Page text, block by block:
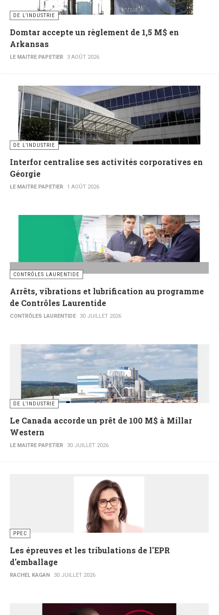
DE L’INDUSTRIE
Domtar accepte un règlement de 1,5 M$ en
Arkansas
LE MAITRE PAPETIER 3 AOÛT 2026
DE L’INDUSTRIE
Interfor centralise ses activités corporatives en
Géorgie
LE MAITRE PAPETIER 1 AOÛT 2026
CONTRÔLES LAURENTIDE
Arrêts, vibrations et lubrification au programme
de Contrôles Laurentide
CONTRÔLES LAURENTIDE 30 JUILLET 2026
DE L’INDUSTRIE
Le Canada accorde un prêt de 100 M$ à Millar
Western
LE MAITRE PAPETIER 30 JUILLET 2026
PPEC
Les épreuves et les tribulations de l'EPR
d'emballage
RACHEL KAGAN 30 JUILLET 2026